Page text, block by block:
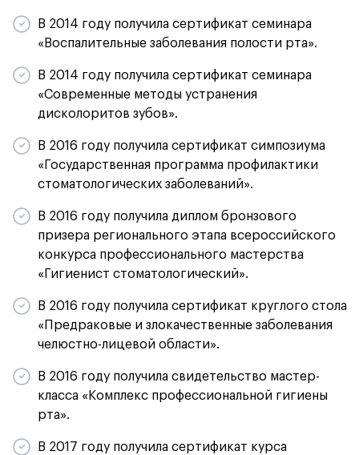
В 2014 году получила сертификат семинара
«Воспалительные заболевания полости рта».
В 2014 году получила сертификат семинара
«Современные методы устранения
дисколоритов зубов».
В 2016 году получила сертификат симпозиума
«Государственная программа профилактики
стоматологических заболеваний».
В 2016 году получила диплом бронзового
призера регионального этапа всероссийского
конкурса профессионального мастерства
«Гигиенист стоматологический».
В 2016 году получила сертификат круглого стола
«Предраковые и злокачественные заболевания
челюстно-лицевой области».
В 2016 году получила свидетельство мастер-
класса «Комплекс профессиональной гигиены
рта».
В 2017 году получила сертификат курса